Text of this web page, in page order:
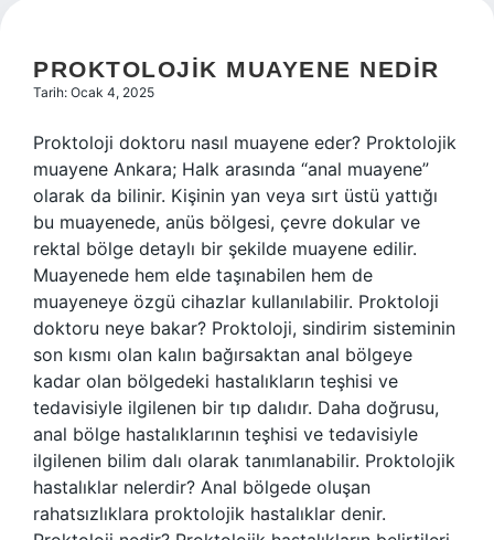
PROKTOLOJIK MUAYENE NEDIR
Tarih: Ocak 4, 2025
Proktoloji doktoru nasıl muayene eder? Proktolojik
muayene Ankara; Halk arasında “anal muayene”
olarak da bilinir. Kişinin yan veya sırt üstü yattığı
bu muayenede, anüs bölgesi, çevre dokular ve
rektal bölge detaylı bir şekilde muayene edilir.
Muayenede hem elde taşınabilen hem de
muayeneye özgü cihazlar kullanılabilir. Proktoloji
doktoru neye bakar? Proktoloji, sindirim sisteminin
son kısmı olan kalın bağırsaktan anal bölgeye
kadar olan bölgedeki hastalıkların teşhisi ve
tedavisiyle ilgilenen bir tıp dalıdır. Daha doğrusu,
anal bölge hastalıklarının teşhisi ve tedavisiyle
ilgilenen bilim dalı olarak tanımlanabilir. Proktolojik
hastalıklar nelerdir? Anal bölgede oluşan
rahatsızlıklara proktolojik hastalıklar denir.